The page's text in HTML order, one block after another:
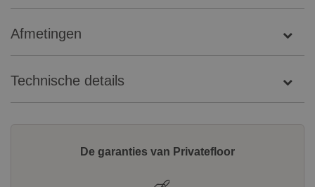
Afmetingen
Technische details
De garanties van Privatefloor